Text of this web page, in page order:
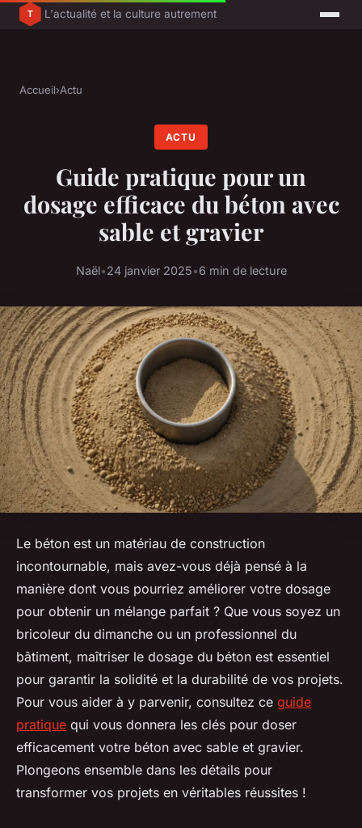
L'actualité et la culture autrement
Accueil›Actu
ACTU
Guide pratique pour un
dosage efficace du béton avec
sable et gravier
Naël•24 janvier 2025•6 min de lecture
Le béton est un matériau de construction
incontournable, mais avez-vous déjà pensé à la
manière dont vous pourriez améliorer votre dosage
pour obtenir un mélange parfait ? Que vous soyez un
bricoleur du dimanche ou un professionnel du
bâtiment, maîtriser le dosage du béton est essentiel
pour garantir la solidité et la durabilité de vos projets.
Pour vous aider à y parvenir, consultez ce guide
pratique qui vous donnera les clés pour doser
efficacement votre béton avec sable et gravier.
Plongeons ensemble dans les détails pour
transformer vos projets en véritables réussites !